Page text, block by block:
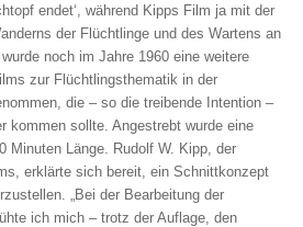
endet‘, während Kipps Film ja mit der
der Flüchtlinge und des Wartens an
noch im Jahre 1960 eine weitere
zur Flüchtlingsthematik in der
die – so die treibende Intention –
kommen sollte. Angestrebt wurde eine
Minuten Länge. Rudolf W. Kipp, der
erklärte sich bereit, ein Schnittkonzept
„Bei der Bearbeitung der
ich mich – trotz der Auflage, den